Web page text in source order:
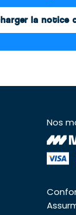
la notice
Nos